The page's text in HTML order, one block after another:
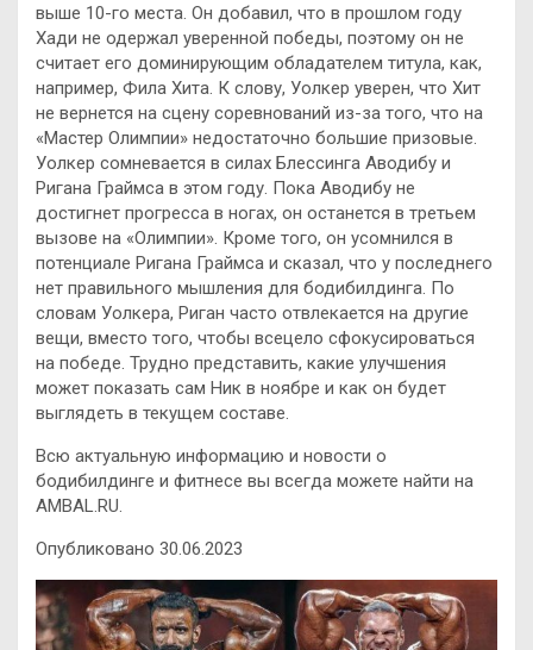
выше 10-го места. Он добавил, что в прошлом году
Хади не одержал уверенной победы, поэтому он не
считает его доминирующим обладателем титула, как,
например, Фила Хита. К слову, Уолкер уверен, что Хит
не вернется на сцену соревнований из-за того, что на
«Мастер Олимпии» недостаточно большие призовые.
Уолкер сомневается в силах Блессинга Аводибу и
Ригана Граймса в этом году. Пока Аводибу не
достигнет прогресса в ногах, он останется в третьем
вызове на «Олимпии». Кроме того, он усомнился в
потенциале Ригана Граймса и сказал, что у последнего
нет правильного мышления для бодибилдинга. По
словам Уолкера, Риган часто отвлекается на другие
вещи, вместо того, чтобы всецело сфокусироваться
на победе. Трудно представить, какие улучшения
может показать сам Ник в ноябре и как он будет
выглядеть в текущем составе.
Всю актуальную информацию и новости о
бодибилдинге и фитнесе вы всегда можете найти на
AMBAL.RU.
Опубликовано 30.06.2023